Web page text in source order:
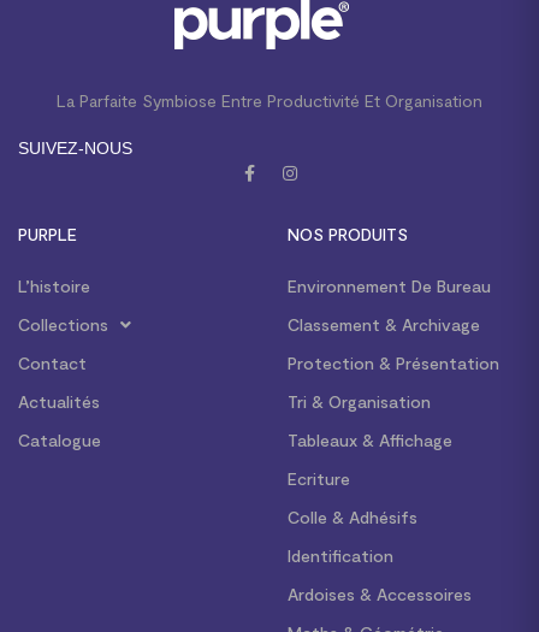
La Parfaite Symbiose Entre Productivité Et Organisation
SUIVEZ-NOUS
PURPLE
L’histoire
Collections
Contact
Actualités
Catalogue
NOS PRODUITS
Environnement De Bureau
Classement & Archivage
Protection & Présentation
Tri & Organisation
Tableaux & Affichage
Ecriture
Colle & Adhésifs
Identification
Ardoises & Accessoires